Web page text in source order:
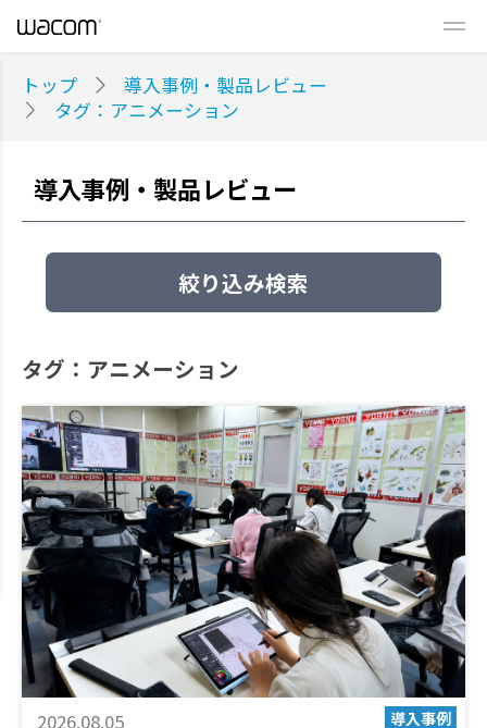
トップ
導入事例・製品レビュー
タグ：アニメーション
導入事例・製品レビュー
絞り込み検索
タグ：アニメーション
2026.08.05